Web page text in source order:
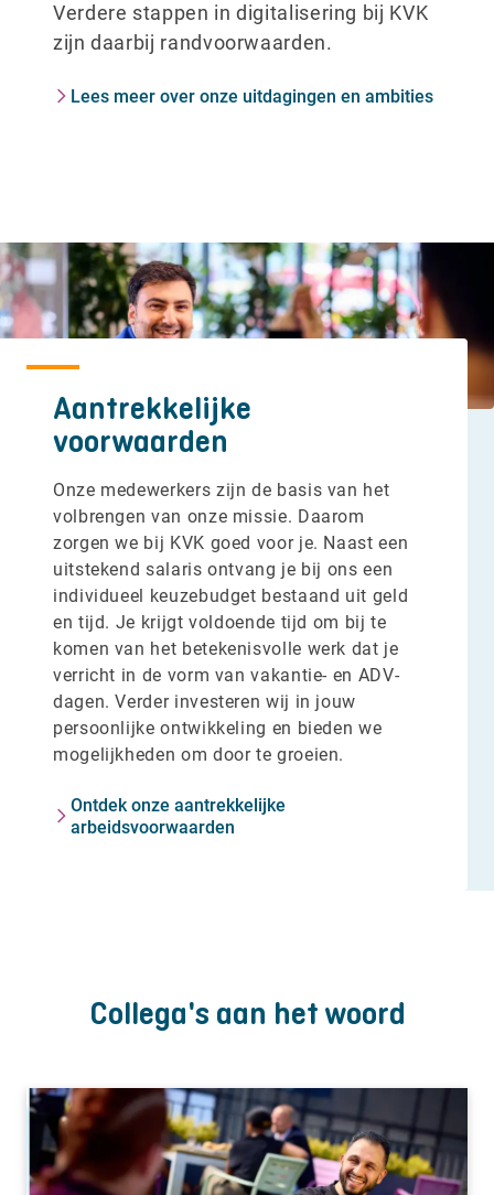
Verdere stappen in digitalisering bij KVK
zijn daarbij randvoorwaarden.
Lees meer over onze uitdagingen en ambities
Aantrekkelijke
voorwaarden
Onze medewerkers zijn de basis van het
volbrengen van onze missie. Daarom
zorgen we bij KVK goed voor je. Naast een
uitstekend salaris ontvang je bij ons een
individueel keuzebudget bestaand uit geld
en tijd. Je krijgt voldoende tijd om bij te
komen van het betekenisvolle werk dat je
verricht in de vorm van vakantie- en ADV-
dagen. Verder investeren wij in jouw
persoonlijke ontwikkeling en bieden we
mogelijkheden om door te groeien.
Ontdek onze aantrekkelijke
arbeidsvoorwaarden
Collega's aan het woord